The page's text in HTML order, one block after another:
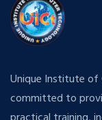
Unique Institute of
committed to